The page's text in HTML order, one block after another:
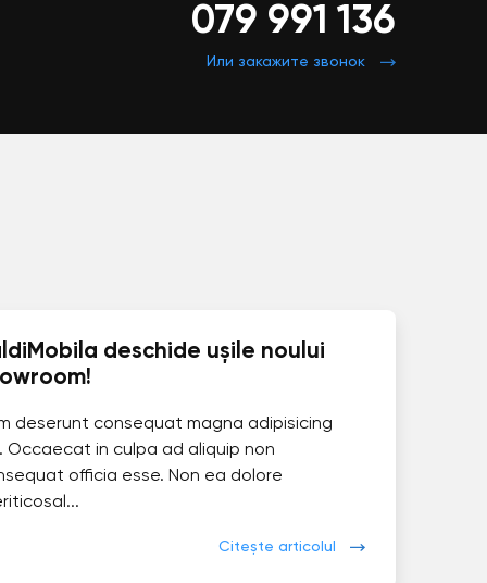
079 991 136
Или закажите звонок
deschide ușile noului
deserunt consequat magna adipisicing
Occaecat in culpa ad aliquip non
officia esse. Non ea dolore
Citește articolul